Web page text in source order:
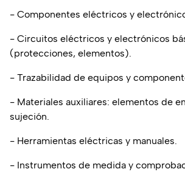
- Componentes eléctricos y
- Circuitos eléctricos y electrónicos
(protecciones, elementos).
- Trazabilidad de equipos y
- Materiales auxiliares: elementos de
sujeción.
- Herramientas eléctricas y manuales.
- Instrumentos de medida y